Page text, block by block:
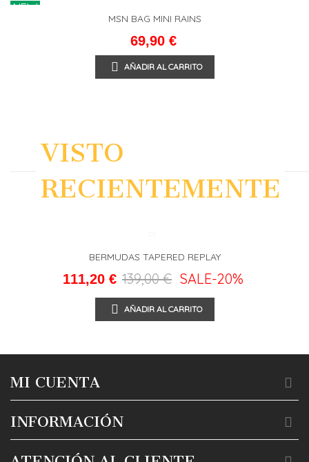
NEW
MSN BAG MINI RAINS
69,90 €
AÑADIR AL CARRITO
VISTO
RECIENTEMENTE
BERMUDAS TAPERED REPLAY
111,20 € 139,00 € SALE-20%
AÑADIR AL CARRITO
MI CUENTA
INFORMACIÓN